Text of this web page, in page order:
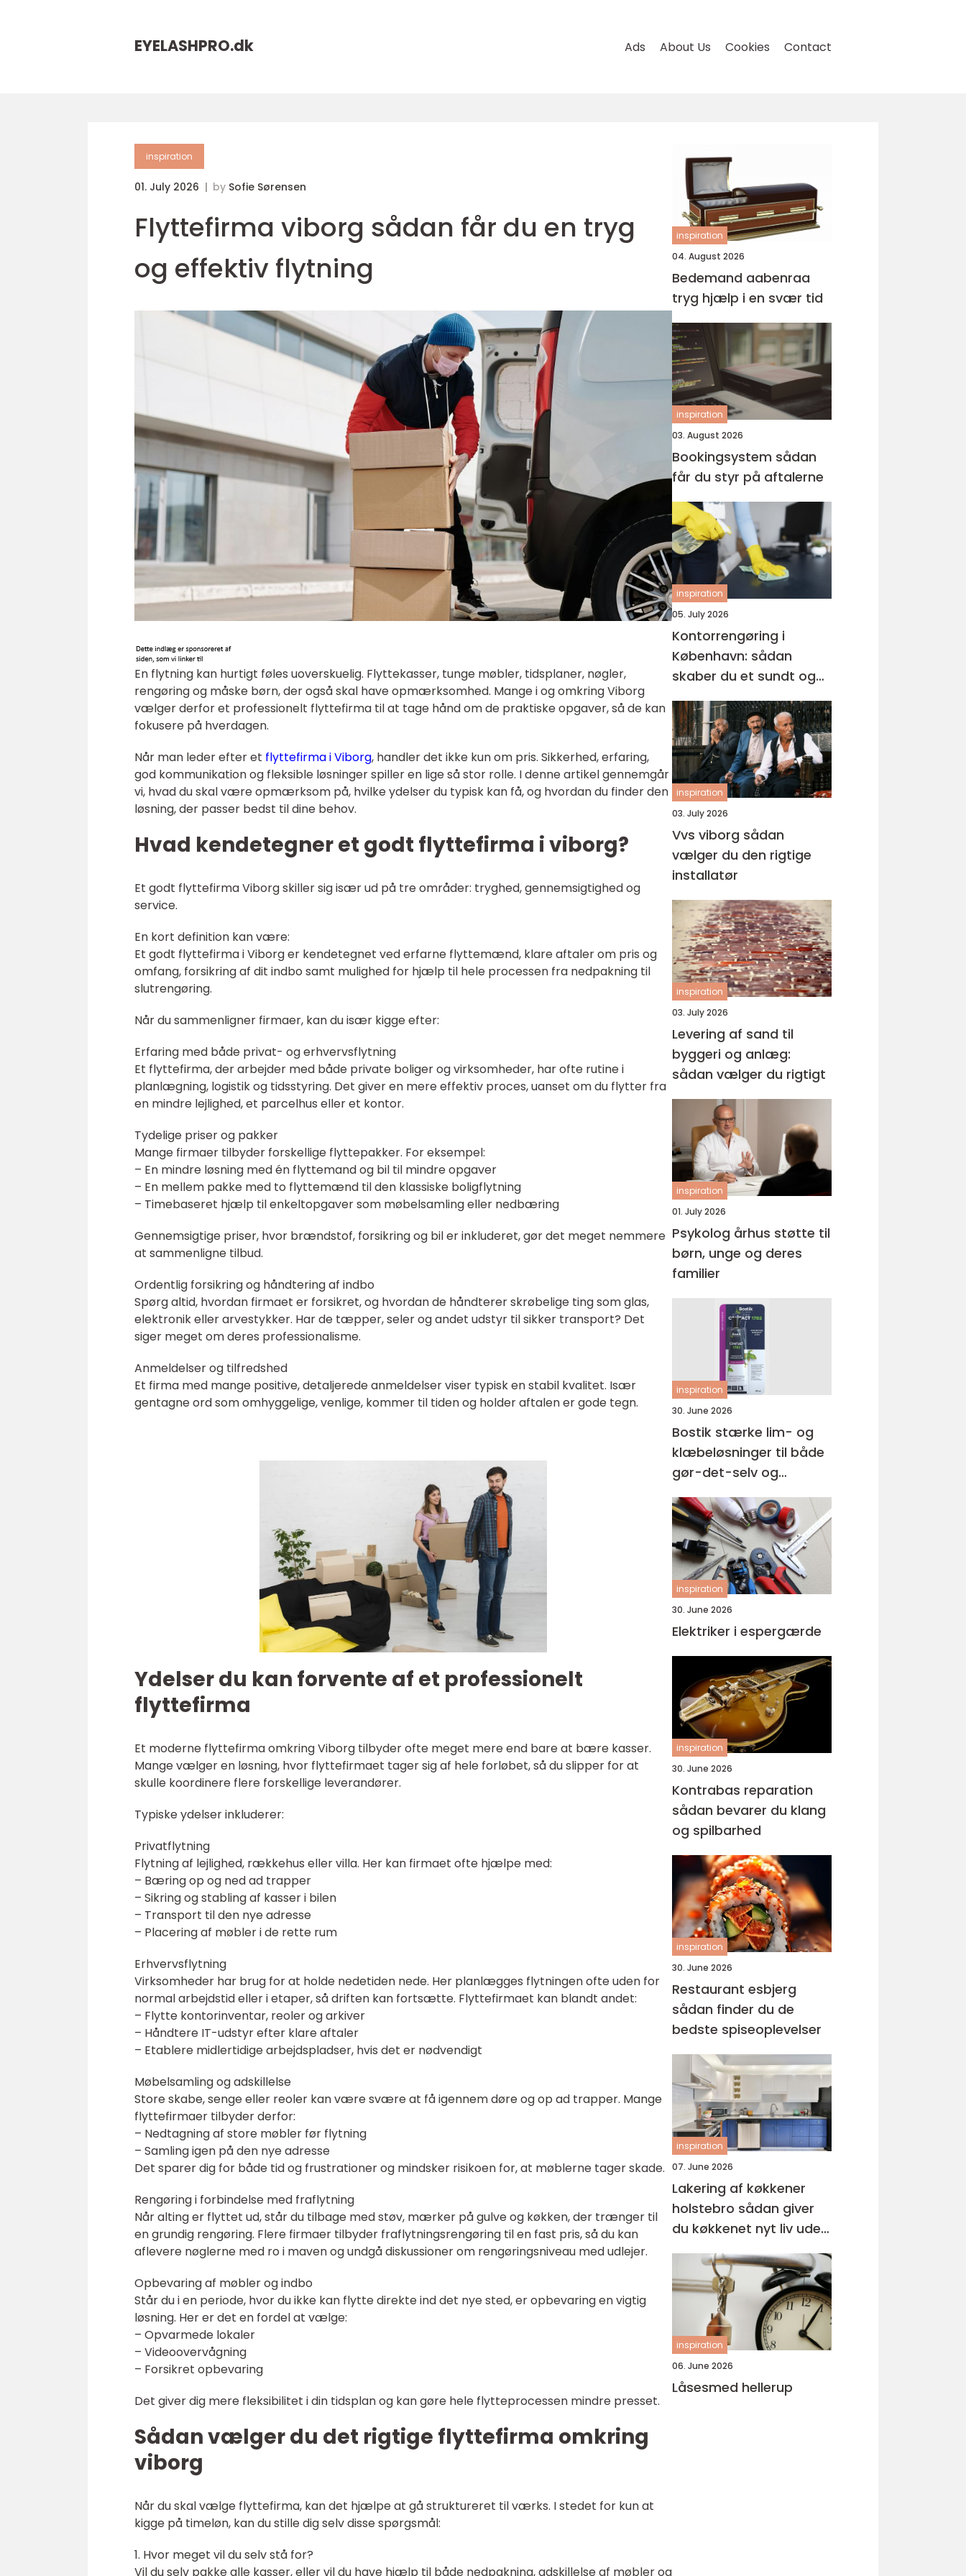
EYELASHPRO.dk Ads About Us Cookies Contact
inspiration
01. July 2026 by Sofie Sørensen
Flyttefirma viborg sådan får du en tryg
og effektiv flytning
En flytning kan hurtigt føles uoverskuelig. Flyttekasser, tunge møbler, tidsplaner, nøgler,
rengøring og måske børn, der også skal have opmærksomhed. Mange i og omkring Viborg
vælger derfor et professionelt flyttefirma til at tage hånd om de praktiske opgaver, så de kan
fokusere på hverdagen.
Når man leder efter et flyttefirma i Viborg, handler det ikke kun om pris. Sikkerhed, erfaring,
god kommunikation og fleksible løsninger spiller en lige så stor rolle. I denne artikel gennemgår
vi, hvad du skal være opmærksom på, hvilke ydelser du typisk kan få, og hvordan du finder den
løsning, der passer bedst til dine behov.
Hvad kendetegner et godt flyttefirma i viborg?
Et godt flyttefirma Viborg skiller sig især ud på tre områder: tryghed, gennemsigtighed og
service.
En kort definition kan være:
Et godt flyttefirma i Viborg er kendetegnet ved erfarne flyttemænd, klare aftaler om pris og
omfang, forsikring af dit indbo samt mulighed for hjælp til hele processen fra nedpakning til
slutrengøring.
Når du sammenligner firmaer, kan du især kigge efter:
Erfaring med både privat- og erhvervsflytning
Et flyttefirma, der arbejder med både private boliger og virksomheder, har ofte rutine i
planlægning, logistik og tidsstyring. Det giver en mere effektiv proces, uanset om du flytter fra
en mindre lejlighed, et parcelhus eller et kontor.
Tydelige priser og pakker
Mange firmaer tilbyder forskellige flyttepakker. For eksempel:
– En mindre løsning med én flyttemand og bil til mindre opgaver
– En mellem pakke med to flyttemænd til den klassiske boligflytning
– Timebaseret hjælp til enkeltopgaver som møbelsamling eller nedbæring
Gennemsigtige priser, hvor brændstof, forsikring og bil er inkluderet, gør det meget nemmere
at sammenligne tilbud.
Ordentlig forsikring og håndtering af indbo
Spørg altid, hvordan firmaet er forsikret, og hvordan de håndterer skrøbelige ting som glas,
elektronik eller arvestykker. Har de tæpper, seler og andet udstyr til sikker transport? Det
siger meget om deres professionalisme.
Anmeldelser og tilfredshed
Et firma med mange positive, detaljerede anmeldelser viser typisk en stabil kvalitet. Især
gentagne ord som omhyggelige, venlige, kommer til tiden og holder aftalen er gode tegn.
Ydelser du kan forvente af et professionelt
flyttefirma
Et moderne flyttefirma omkring Viborg tilbyder ofte meget mere end bare at bære kasser.
Mange vælger en løsning, hvor flyttefirmaet tager sig af hele forløbet, så du slipper for at
skulle koordinere flere forskellige leverandører.
Typiske ydelser inkluderer:
Privatflytning
Flytning af lejlighed, rækkehus eller villa. Her kan firmaet ofte hjælpe med:
– Bæring op og ned ad trapper
– Sikring og stabling af kasser i bilen
– Transport til den nye adresse
– Placering af møbler i de rette rum
Erhvervsflytning
Virksomheder har brug for at holde nedetiden nede. Her planlægges flytningen ofte uden for
normal arbejdstid eller i etaper, så driften kan fortsætte. Flyttefirmaet kan blandt andet:
– Flytte kontorinventar, reoler og arkiver
– Håndtere IT-udstyr efter klare aftaler
– Etablere midlertidige arbejdspladser, hvis det er nødvendigt
Møbelsamling og adskillelse
Store skabe, senge eller reoler kan være svære at få igennem døre og op ad trapper. Mange
flyttefirmaer tilbyder derfor:
– Nedtagning af store møbler før flytning
– Samling igen på den nye adresse
Det sparer dig for både tid og frustrationer og mindsker risikoen for, at møblerne tager skade.
Rengøring i forbindelse med fraflytning
Når alting er flyttet ud, står du tilbage med støv, mærker på gulve og køkken, der trænger til
en grundig rengøring. Flere firmaer tilbyder fraflytningsrengøring til en fast pris, så du kan
aflevere nøglerne med ro i maven og undgå diskussioner om rengøringsniveau med udlejer.
Opbevaring af møbler og indbo
Står du i en periode, hvor du ikke kan flytte direkte ind det nye sted, er opbevaring en vigtig
løsning. Her er det en fordel at vælge:
– Opvarmede lokaler
– Videoovervågning
– Forsikret opbevaring
Det giver dig mere fleksibilitet i din tidsplan og kan gøre hele flytteprocessen mindre presset.
Sådan vælger du det rigtige flyttefirma omkring
viborg
Når du skal vælge flyttefirma, kan det hjælpe at gå struktureret til værks. I stedet for kun at
kigge på timeløn, kan du stille dig selv disse spørgsmål:
1. Hvor meget vil du selv stå for?
Vil du selv pakke alle kasser, eller vil du have hjælp til både nedpakning, adskillelse af møbler og
inspiration
04. August 2026
Bedemand aabenraa
tryg hjælp i en svær tid
inspiration
03. August 2026
Bookingsystem sådan
får du styr på aftalerne
inspiration
05. July 2026
Kontorrengøring i
København: sådan
skaber du et sundt og
professionelt
arbejdsmiljø
inspiration
03. July 2026
Vvs viborg sådan
vælger du den rigtige
installatør
inspiration
03. July 2026
Levering af sand til
byggeri og anlæg:
sådan vælger du rigtigt
inspiration
01. July 2026
Psykolog århus støtte til
børn, unge og deres
familier
inspiration
30. June 2026
Bostik stærke lim- og
klæbeløsninger til både
gør-det-selv og
professionelle
inspiration
30. June 2026
Elektriker i espergærde
inspiration
30. June 2026
Kontrabas reparation
sådan bevarer du klang
og spilbarhed
inspiration
30. June 2026
Restaurant esbjerg
sådan finder du de
bedste spiseoplevelser
inspiration
07. June 2026
Lakering af køkkener
holstebro sådan giver
du køkkenet nyt liv uden
nybyg
inspiration
06. June 2026
Låsesmed hellerup